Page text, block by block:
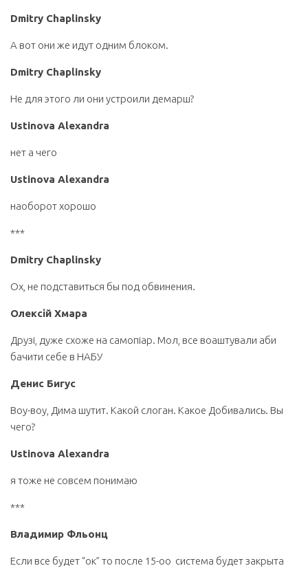
Dmitry Chaplinsky
А вот они же идут одним блоком.
Dmitry Chaplinsky
Не для этого ли они устроили демарш?
Ustinova Alexandra
нет а чего
Ustinova Alexandra
наоборот хорошо
***
Dmitry Chaplinsky
Ох, не подставиться бы под обвинения.
Олексій Хмара
Друзі, дуже схоже на самопіар. Мол, все воаштували аби
бачити себе в НАБУ
Денис Бигус
Воу-воу, Дима шутит. Какой слоган. Какое Добивались. Вы
чего?
Ustinova Alexandra
я тоже не совсем понимаю
***
Владимир Фльонц
Если все будет “ок” то после 15-оо система будет закрыта